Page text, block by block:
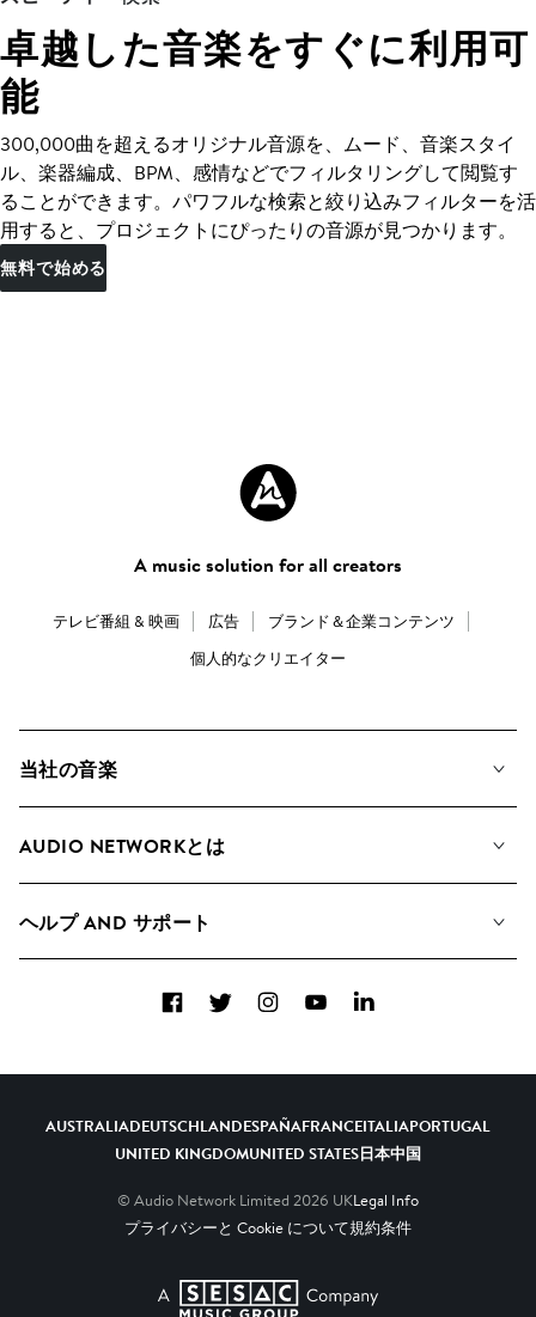
卓越した音楽をすぐに利用可
能
300,000曲を超えるオリジナル音源を、ムード、音楽スタイ
ル、楽器編成、BPM、感情などでフィルタリングして閲覧す
ることができます。パワフルな検索と絞り込みフィルターを活
用すると、プロジェクトにぴったりの音源が見つかります。
無料で始める
A music solution for all creators
テレビ番組 & 映画 広告
ブランド＆企業コンテンツ
個人的なクリエイター
当社の音楽
検索
アルバム
AUDIO NETWORKとは
ヘルプ AND サポート
FacebookTwitterInstagramYouTubeLinkedIn
AUSTRALIADEUTSCHLANDESPAÑAFRANCEITALIAPORTUGAL
UNITED KINGDOMUNITED STATES日本中国
© Audio Network Limited 2026 UKLegal Info
プライバシーと Cookie について規約条件
A SESAC Company